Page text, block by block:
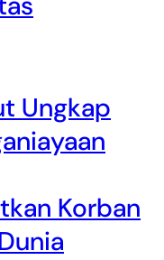
Ungkap
Korban